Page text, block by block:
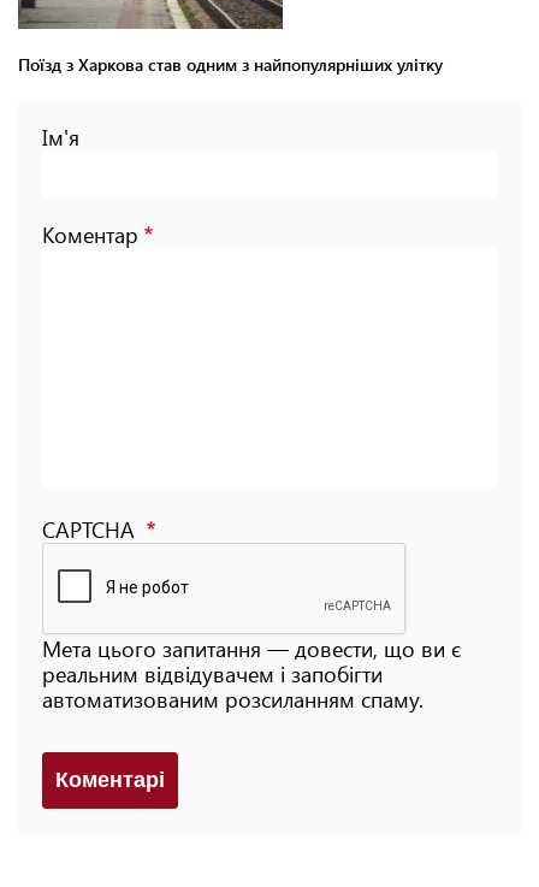
Поїзд з Харкова став одним з найпопулярніших улітку
Ім'я
Коментар
CAPTCHA
Мета цього запитання — довести, що ви є
реальним відвідувачем і запобігти
автоматизованим розсиланням спаму.
Коментарi